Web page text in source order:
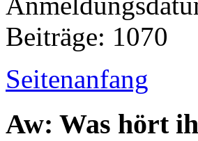
Beiträge: 1070
Seitenanfang
Aw: Was hört